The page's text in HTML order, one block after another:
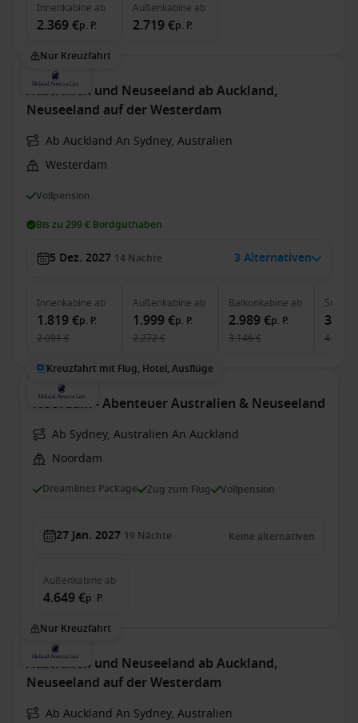
Innenkabine ab
2.369 €p. P.
Außenkabine ab
2.719 €p. P.
Nur Kreuzfahrt
Australien und Neuseeland ab Auckland,
Neuseeland auf der Westerdam
Ab Auckland An Sydney, Australien
Westerdam
Vollpension
Bis zu 299 € Bordguthaben
5 Dez. 2027 14 Nächte 3 Alternativen
Innenkabine ab
1.819 €p. P.
2.091 €
Außenkabine ab
1.999 €p. P.
2.272 €
Balkonkabine ab
2.989 €p. P.
3.146 €
Suite
4.065 €
Kreuzfahrt mit Flug, Hotel, Ausflüge
Noordam - Abenteuer Australien & Neuseeland
Ab Sydney, Australien An Auckland
Noordam
Dreamlines Package Zug zum Flug Vollpension
27 Jan. 2027 19 Nächte Keine alternativen
Außenkabine ab
4.649 €p. P.
Nur Kreuzfahrt
Australien und Neuseeland ab Auckland,
Neuseeland auf der Westerdam
Ab Auckland An Sydney, Australien